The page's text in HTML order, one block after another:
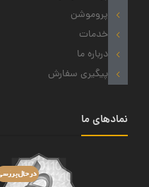
پروموشن
خدمات
درباره ما
پیگیری سفارش
نمادهای ما